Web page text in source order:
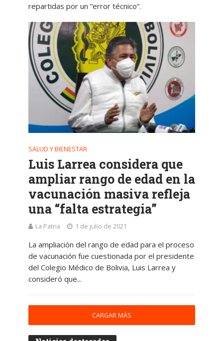
repartidas por un “error técnico”.
SALUD Y BIENESTAR
Luis Larrea considera que
ampliar rango de edad en la
vacunación masiva refleja
una “falta estrategia”
La Patria 1 de julio de 2021
La ampliación del rango de edad para el proceso
de vacunación fue cuestionada por el presidente
del Colegio Médico de Bolivia, Luis Larrea y
consideró que...
CARGAR MÁS